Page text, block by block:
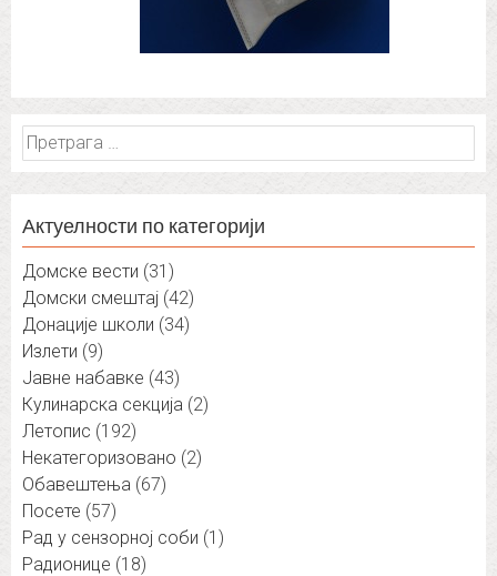
Претрага
за:
Актуелности по категорији
Домске вести (31)
Домски смештај (42)
Донације школи (34)
Излети (9)
Јавне набавке (43)
Кулинарска секција (2)
Летопис (192)
Некатегоризовано (2)
Обавештења (67)
Посете (57)
Рад у сензорној соби (1)
Радионице (18)